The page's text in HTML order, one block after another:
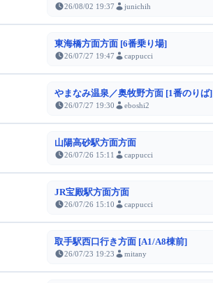
26/08/02 19:37 junichih
東海橋方面方面 [6番乗り場]
26/07/27 19:47 cappucci
やまなみ温泉／奥牧野方面 [1番のりば]
26/07/27 19:30 eboshi2
山陽高砂駅方面方面
26/07/26 15:11 cappucci
JR宝殿駅方面方面
26/07/26 15:10 cappucci
取手駅西口行き方面 [A1/A8棟前]
26/07/23 19:23 mitany